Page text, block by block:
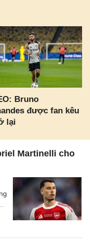
Bruno
được fan kêu
lại
Martinelli cho